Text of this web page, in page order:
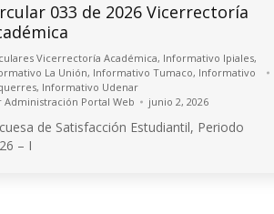
033 de 2026 Vicerrectoría
Vicerrectoría Académica, Informativo Ipiales,
La Unión, Informativo Tumaco, Informativo
, Informativo Udenar
Administración Portal Web junio 2, 2026
de Satisfacción Estudiantil, Periodo
– I